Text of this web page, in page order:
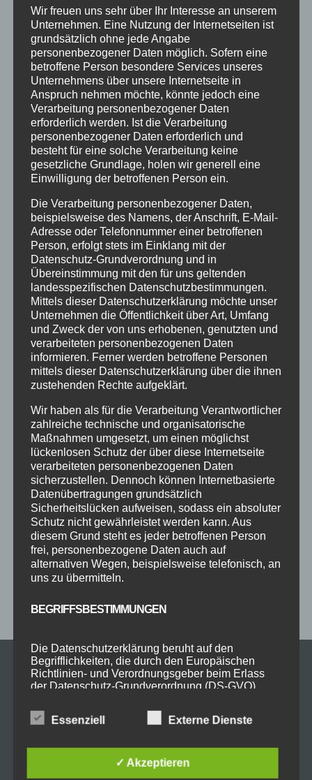
geschlossen und das Büro ist nicht besetzt. In
dringenden Fällen bitte eine eMail schreiben :
info@deine-tanzschule.info
SUCHE
NEUESTE BEITRÄGE
SCHNUPPERTAG 2026
Abschlussball 2026
WEIHNACHTSFERIEN
KATEGORIEN
Kategorien
SCHLAGWÖRTER
2023 2024 Allgäu Anfängerkurs
Boogie
Charity
cool Corona Coronavirus
Dance
Ferien
Ferienprogramm Fitness
Fitnessprogramm
Fortgeschrittene
Gesellschaftstanz
Immenstadt
im Schloss
Jive Jugendliche online
Paartanz
Schaut hin!
Schloss Immenstadt
Silvester
Sommerferien
Streetdance tanzen
Tanzen lernen
Tanzkurs
Tanzpause Tanzschule
Tanzschulfamilie
Training
Weihnachten Workout
Workshop
Wir freuen uns sehr über Ihr Interesse an unserem
Unternehmen. Eine Nutzung der Internetseiten ist
grundsätzlich ohne jede Angabe
personenbezogener Daten möglich. Sofern eine
betroffene Person besondere Services unseres
Unternehmens über unsere Internetseite in
Anspruch nehmen möchte, könnte jedoch eine
Verarbeitung personenbezogener Daten
erforderlich werden. Ist die Verarbeitung
personenbezogener Daten erforderlich und
besteht für eine solche Verarbeitung keine
gesetzliche Grundlage, holen wir generell eine
Einwilligung der betroffenen Person ein.
Die Verarbeitung personenbezogener Daten,
beispielsweise des Namens, der Anschrift, E-Mail-
Adresse oder Telefonnummer einer betroffenen
Person, erfolgt stets im Einklang mit der
Datenschutz-Grundverordnung und in
Übereinstimmung mit den für uns geltenden
landesspezifischen Datenschutzbestimmungen.
Mittels dieser Datenschutzerklärung möchte unser
Unternehmen die Öffentlichkeit über Art, Umfang
und Zweck der von uns erhobenen, genutzten und
verarbeiteten personenbezogenen Daten
informieren. Ferner werden betroffene Personen
mittels dieser Datenschutzerklärung über die ihnen
zustehenden Rechte aufgeklärt.
Wir haben als für die Verarbeitung Verantwortlicher
zahlreiche technische und organisatorische
Maßnahmen umgesetzt, um einen möglichst
lückenlosen Schutz der über diese Internetseite
verarbeiteten personenbezogenen Daten
sicherzustellen. Dennoch können Internetbasierte
Datenübertragungen grundsätzlich
Sicherheitslücken aufweisen, sodass ein absoluter
Schutz nicht gewährleistet werden kann. Aus
diesem Grund steht es jeder betroffenen Person
frei, personenbezogene Daten auch auf
alternativen Wegen, beispielsweise telefonisch, an
uns zu übermitteln.
BEGRIFFSBESTIMMUNGEN
Die Datenschutzerklärung beruht auf den
Begrifflichkeiten, die durch den Europäischen
Richtlinien- und Verordnungsgeber beim Erlass
der Datenschutz-Grundverordnung (DS-GVO)
soll sowohl für die Öffentlichkeit als auch für
unsere Kunden und Geschäftspartner einfach
gewährleisten, möchten wir vorab die verwendeten
Begrifflichkeiten erläutern.
Essenziell Externe Dienste
✓ Akzeptieren